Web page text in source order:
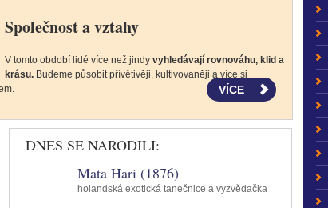
Společnost a vztahy
V tomto období lidé více než jindy vyhledávají rovnováhu, klid a
krásu. Budeme působit přívětivěji, kultivovaněji a více si
VÍCE
Každý člověk přichází na svět s určitými zkušenostmi, dary, ale
DNES SE NARODILI:
Mata Hari (1876)
holandská exotická tanečnice a vyzvědačka